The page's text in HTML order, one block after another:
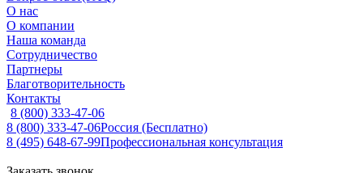
О нас
О компании
Наша команда
Сотрудничество
Партнеры
Благотворительность
Контакты
8 (800) 333-47-06
8 (800) 333-47-06Россия (Бесплатно)
8 (495) 648-67-99Профессиональная консультация